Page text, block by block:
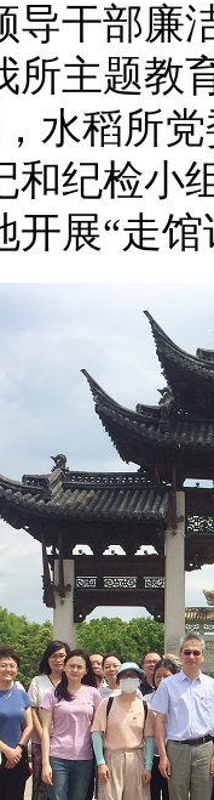
导干部廉
所主题教
水稻所
和纪检
开展“走